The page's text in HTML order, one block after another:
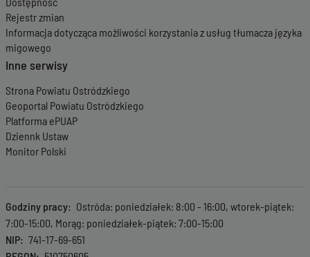
Rejestr zmian
Informacja dotycząca możliwości korzystania z usług tłumacza języka
migowego
Inne serwisy
Strona Powiatu Ostródzkiego
Geoportal Powiatu Ostródzkiego
Platforma ePUAP
Dziennk Ustaw
Monitor Polski
Godziny pracy
Ostróda: poniedziałek: 8:00 - 16:00, wtorek-piątek:
7:00-15:00, Morąg: poniedziałek-piątek: 7:00-15:00
NIP
741-17-69-651